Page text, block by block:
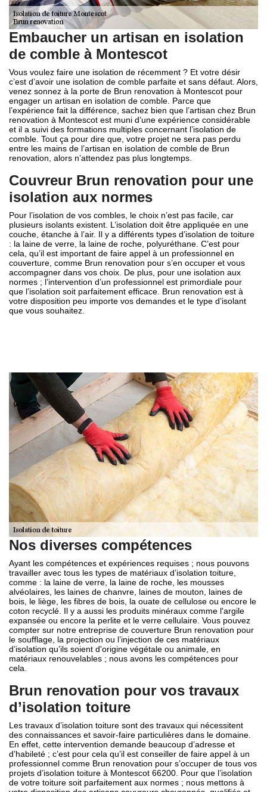
Embaucher un artisan en isolation
de comble à Montescot
Vous voulez faire une isolation de récemment ? Et votre désir
c’est d’avoir une isolation de comble parfaite et sans défaut. Alors,
venez sonnez à la porte de Brun renovation à Montescot pour
engager un artisan en isolation de comble. Parce que
l’expérience fait la différence, sachez bien que l’artisan chez Brun
renovation à Montescot est muni d’une expérience considérable
et il a suivi des formations multiples concernant l’isolation de
comble. Tout ça pour dire que, votre projet ne sera pas perdu
entre les mains de l’artisan en isolation de comble de Brun
renovation, alors n’attendez pas plus longtemps.
Couvreur Brun renovation pour une
isolation aux normes
Pour l’isolation de vos combles, le choix n’est pas facile, car
plusieurs isolants existent. L’isolation doit être appliquée en une
couche, étanche à l’air. Il y a différents types d’isolation de toiture
: la laine de verre, la laine de roche, polyuréthane. C’est pour
cela, qu’il est important de faire appel à un professionnel en
couverture, comme Brun renovation pour s’en occuper et vous
accompagner dans vos choix. De plus, pour une isolation aux
normes ; l’intervention d’un professionnel est primordiale pour
que l’isolation soit parfaitement efficace. Brun renovation est à
votre disposition peu importe vos demandes et le type d’isolant
que vous souhaitez.
Nos diverses compétences
Ayant les compétences et expériences requises ; nous pouvons
travailler avec tous les types de matériaux d’isolation toiture,
comme : la laine de verre, la laine de roche, les mousses
alvéolaires, les laines de chanvre, laines de mouton, laines de
bois, le liège, les fibres de bois, la ouate de cellulose ou encore le
coton recyclé. Il y a aussi les produits minéraux comme l'argile
expansée ou encore la perlite et le verre cellulaire. Vous pouvez
compter sur notre entreprise de couverture Brun renovation pour
le soufflage, la projection ou l’injection de ces matériaux
d’isolation qu’ils soient d'origine végétale ou animale, en
matériaux renouvelables ; nous avons les compétences pour
cela.
Brun renovation pour vos travaux
d’isolation toiture
Les travaux d’isolation toiture sont des travaux qui nécessitent
des connaissances et savoir-faire particulières dans le domaine.
En effet, cette intervention demande beaucoup d’adresse et
d’habileté ; c’est pour cela qu’il est conseiller de faire appel à un
professionnel comme Brun renovation pour s’occuper de tous vos
projets d’isolation toiture à Montescot 66200. Pour que l’isolation
de votre toiture soit parfaitement aux normes ; nous mettons à